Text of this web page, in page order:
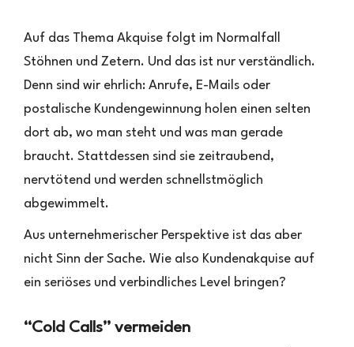
Auf das Thema Akquise folgt im Normalfall
Stöhnen und Zetern. Und das ist nur verständlich.
Denn sind wir ehrlich: Anrufe, E-Mails oder
postalische Kundengewinnung holen einen selten
dort ab, wo man steht und was man gerade
braucht. Stattdessen sind sie zeitraubend,
nervtötend und werden schnellstmöglich
abgewimmelt.
Aus unternehmerischer Perspektive ist das aber
nicht Sinn der Sache. Wie also Kundenakquise auf
ein seriöses und verbindliches Level bringen?
“Cold Calls” vermeiden